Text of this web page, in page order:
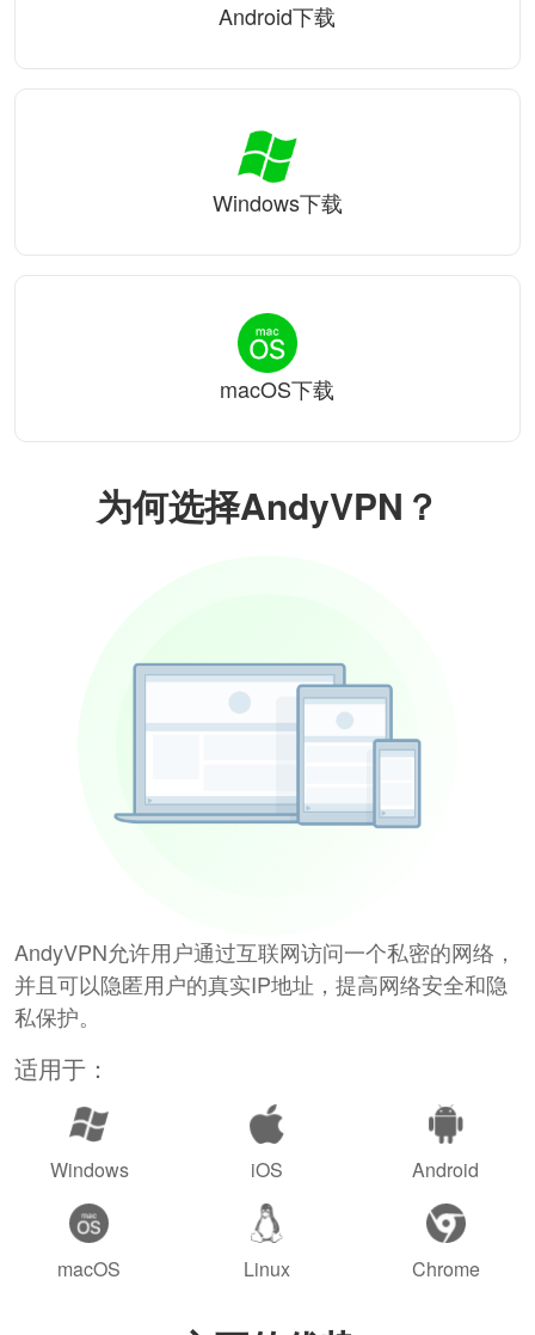
为何选择AndyVPN？
AndyVPN允许用户通过互联网访问一个私密的网络，
并且可以隐匿用户的真实IP地址，提高网络安全和隐
私保护。
适用于：
Windows iOS Android
macOS Linux Chrome
Android下载
Windows下载
macOS下载